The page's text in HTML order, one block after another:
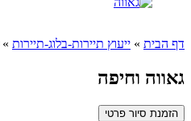
דף הבית » ייעוץ תיירות-בלוג-תיירות »
גאווה וחיפה
הזמנת סיור פרטי